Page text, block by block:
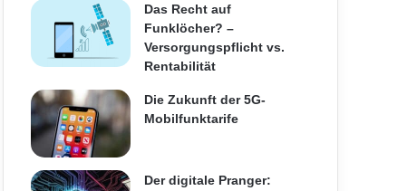
Das Recht auf
Funklöcher? –
Versorgungspflicht vs.
Rentabilität
Die Zukunft der 5G-
Mobilfunktarife
Der digitale Pranger: